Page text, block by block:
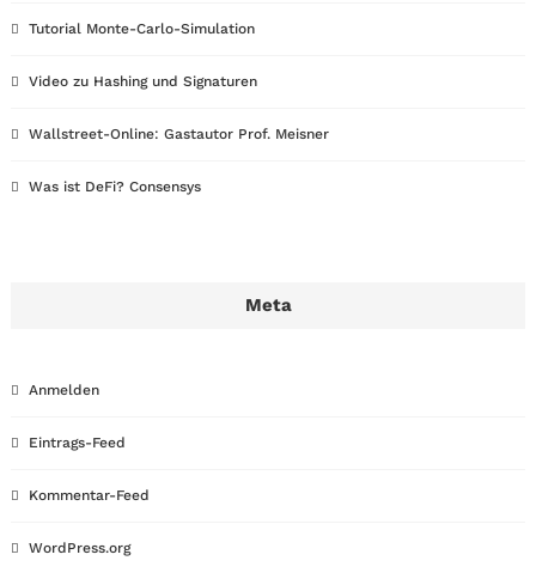
Tutorial Monte-Carlo-Simulation
Video zu Hashing und Signaturen
Wallstreet-Online: Gastautor Prof. Meisner
Was ist DeFi? Consensys
Meta
Anmelden
Eintrags-Feed
Kommentar-Feed
WordPress.org